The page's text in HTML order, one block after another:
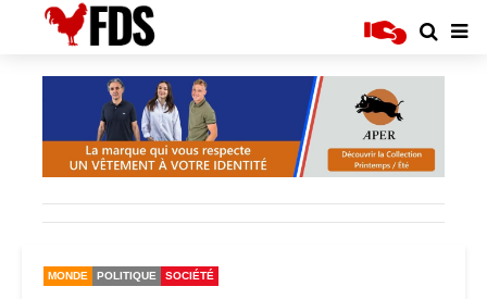
MONDE POLITIQUE SOCIÉTÉ